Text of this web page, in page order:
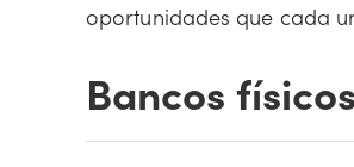
oportunidades que cada
Bancos